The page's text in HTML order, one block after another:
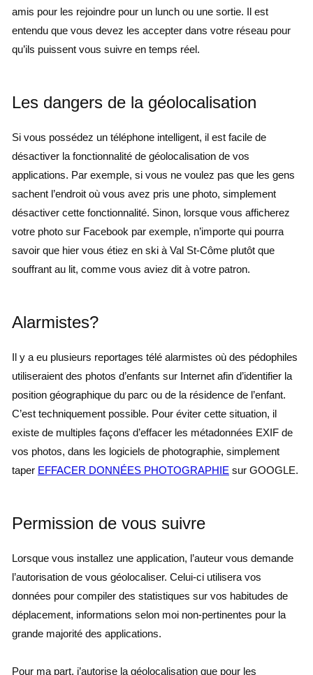
amis pour les rejoindre pour un lunch ou une sortie. Il est
entendu que vous devez les accepter dans votre réseau pour
qu’ils puissent vous suivre en temps réel.
Les dangers de la géolocalisation
Si vous possédez un téléphone intelligent, il est facile de
désactiver la fonctionnalité de géolocalisation de vos
applications. Par exemple, si vous ne voulez pas que les gens
sachent l’endroit où vous avez pris une photo, simplement
désactiver cette fonctionnalité. Sinon, lorsque vous afficherez
votre photo sur Facebook par exemple, n’importe qui pourra
savoir que hier vous étiez en ski à Val St-Côme plutôt que
souffrant au lit, comme vous aviez dit à votre patron.
Alarmistes?
Il y a eu plusieurs reportages télé alarmistes où des pédophiles
utiliseraient des photos d’enfants sur Internet afin d’identifier la
position géographique du parc ou de la résidence de l’enfant.
C’est techniquement possible. Pour éviter cette situation, il
existe de multiples façons d’effacer les métadonnées EXIF de
vos photos, dans les logiciels de photographie, simplement
taper EFFACER DONNÉES PHOTOGRAPHIE sur GOOGLE.
Permission de vous suivre
Lorsque vous installez une application, l’auteur vous demande
l’autorisation de vous géolocaliser. Celui-ci utilisera vos
données pour compiler des statistiques sur vos habitudes de
déplacement, informations selon moi non-pertinentes pour la
grande majorité des applications.
Pour ma part, j’autorise la géolocalisation que pour les